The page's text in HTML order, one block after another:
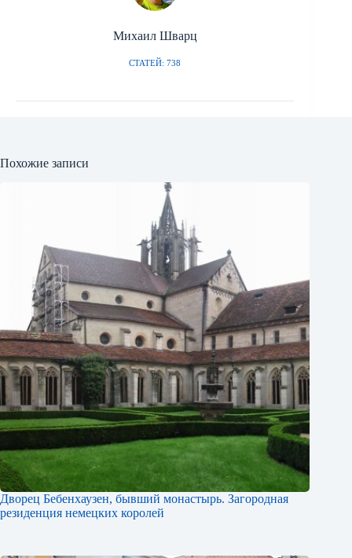
Михаил Шварц
СТАТЕЙ: 738
Похожие записи
Дворец Бебенхаузен, бывший монастырь. Загородная
резиденция немецких королей